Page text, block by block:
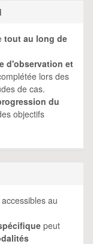
tout au long de
d'observation et
lors des
de cas.
du
objectifs
au
peut